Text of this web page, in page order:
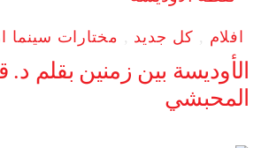
افلام , كل جديد , مختارات سينما
الأوديسة بين زمنين بقلم د.
المحبشي